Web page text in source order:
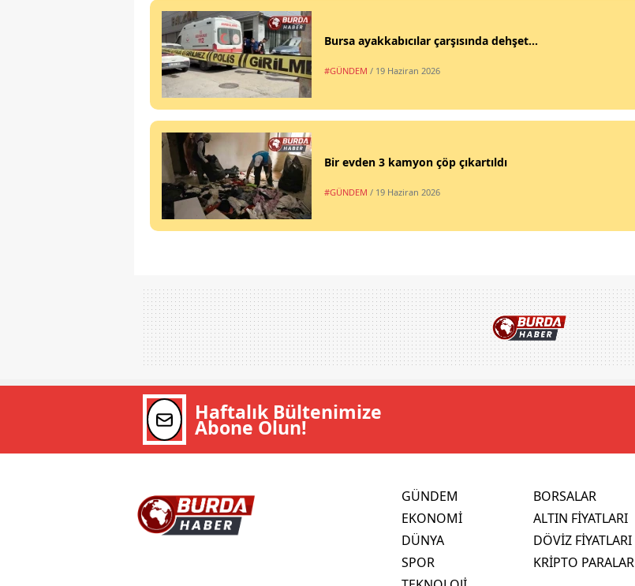
Bursa ayakkabıcılar çarşısında dehşet...
#GÜNDEM / 19 Haziran 2026
Bir evden 3 kamyon çöp çıkartıldı
#GÜNDEM / 19 Haziran 2026
Haftalık Bültenimize
Abone Olun!
GÜNDEM
EKONOMİ
DÜNYA
SPOR
BORSALAR
ALTIN FİYATLARI
DÖVİZ FİYATLARI
KRİPTO PARALAR